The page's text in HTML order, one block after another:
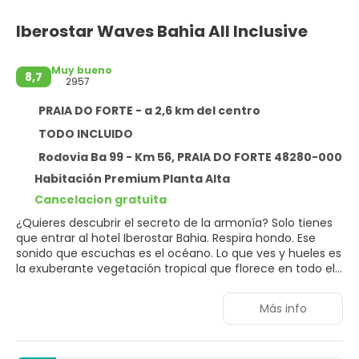
Iberostar Waves Bahia All Inclusive
8,7
Muy bueno
2957
PRAIA DO FORTE - a 2,6 km del centro
TODO INCLUIDO
Rodovia Ba 99 - Km 56, PRAIA DO FORTE 48280-000
Habitación Premium Planta Alta
Cancelacion gratuita
¿Quieres descubrir el secreto de la armonía? Solo tienes
que entrar al hotel Iberostar Bahia. Respira hondo. Ese
sonido que escuchas es el océano. Lo que ves y hueles es
la exuberante vegetación tropical que florece en todo el
hotel de 5 estrellas, con comodidades que incluyen un
campo de golf, un spa completo, relajantes piscinas al
aire libre, un gimnasio con actividades dirigidas y un gran
centro de convenciones con espacio para más de 3000
Más info